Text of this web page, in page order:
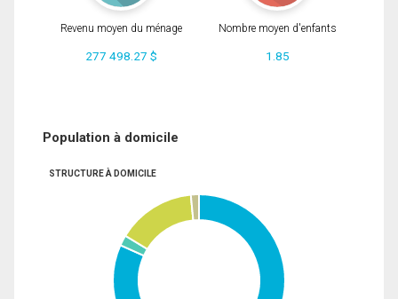
Revenu moyen du ménage
277 498.27 $
Nombre moyen d'enfants
1.85
Population à domicile
STRUCTURE À DOMICILE